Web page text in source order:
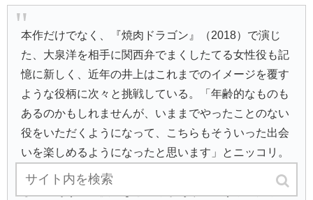
本作だけでなく、『焼肉ドラゴン』（2018）で演じ
た、大泉洋を相手に関西弁でまくしたてる女性役も記
憶に新しく、近年の井上はこれまでのイメージを覆す
ような役柄に次々と挑戦している。「年齢的なものも
あるのかもしれませんが、いままでやったことのない
役をいただくようになって、こちらもそういった出会
いを楽しめるようになったと思います」とニッコリ。
新境地に飛び込む上では「もちろんプレッシャーも感
じる」そう。「慎重なところがあり、どうやったらい